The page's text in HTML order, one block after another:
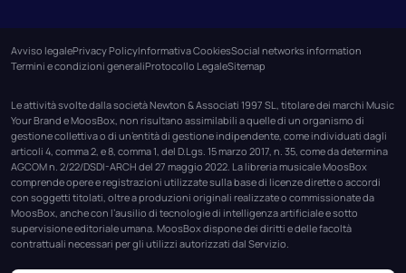
Avviso legalePrivacy PolicyInformativa CookiesSocial networks information
Termini e condizioni generaliProtocollo LegaleSitemap
Le attività svolte dalla società Newton & Associati 1997 SL, titolare dei marchi Music
Your Brand e MoosBox, non risultano assimilabili a quelle di un organismo di
gestione collettiva o di un’entità di gestione indipendente, come individuati dagli
articoli 4, comma 2, e 8, comma 1, del D.Lgs. 15 marzo 2017, n. 35, come da determina
AGCOM n. 2/22/DSDI-ARCH del 27 maggio 2022. La libreria musicale MoosBox
comprende opere e registrazioni utilizzate sulla base di licenze dirette o accordi
con soggetti titolati, oltre a produzioni originali realizzate o commissionate da
MoosBox, anche con l’ausilio di tecnologie di intelligenza artificiale e sotto
supervisione editoriale umana. MoosBox dispone dei diritti e delle facoltà
contrattuali necessari per gli utilizzi autorizzati dal Servizio.